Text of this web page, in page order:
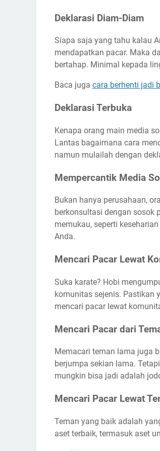
Deklarasi Diam-Diam
Siapa saja yang tahu kalau
mendapatkan pacar. Maka
bertahap. Minimal kepada
Baca juga cara berhenti jadi
Deklarasi Terbuka
Kenapa orang main media
Lantas bagaimana cara
namun mulailah dengan
Mempercantik Media
Bukan hanya perusahaan,
berkonsultasi dengan sosok
memukau, seperti
Anda.
Mencari Pacar Lewat
Suka karate? Hobi
komunitas sejenis. Pastikan
mencari pacar lewat
Mencari Pacar dari
Memacari teman lama juga
berjumpa sekian lama.
mungkin bisa jadi adalah
Mencari Pacar Lewat
Teman yang baik adalah
aset terbaik, termasuk aset